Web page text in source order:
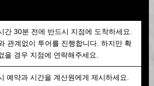
간 30분 전에 반드시 지점에 도착하세요.
관계없이 투어를 진행합니다. 하지만 확
을 경우 지점에 연락해주세요.
예약과 시간을 계산원에게 제시하세요.